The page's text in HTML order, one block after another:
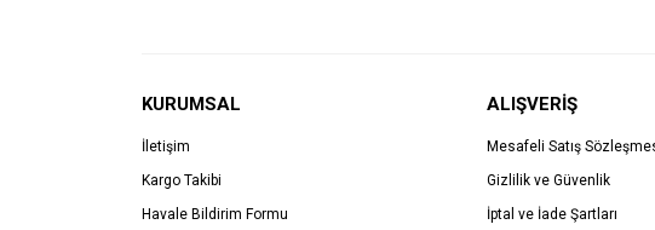
KURUMSAL
İletişim
Kargo Takibi
Havale Bildirim Formu
ALIŞVERİŞ
Mesafeli Satış
Gizlilik ve Güvenlik
İptal ve İade Şartları